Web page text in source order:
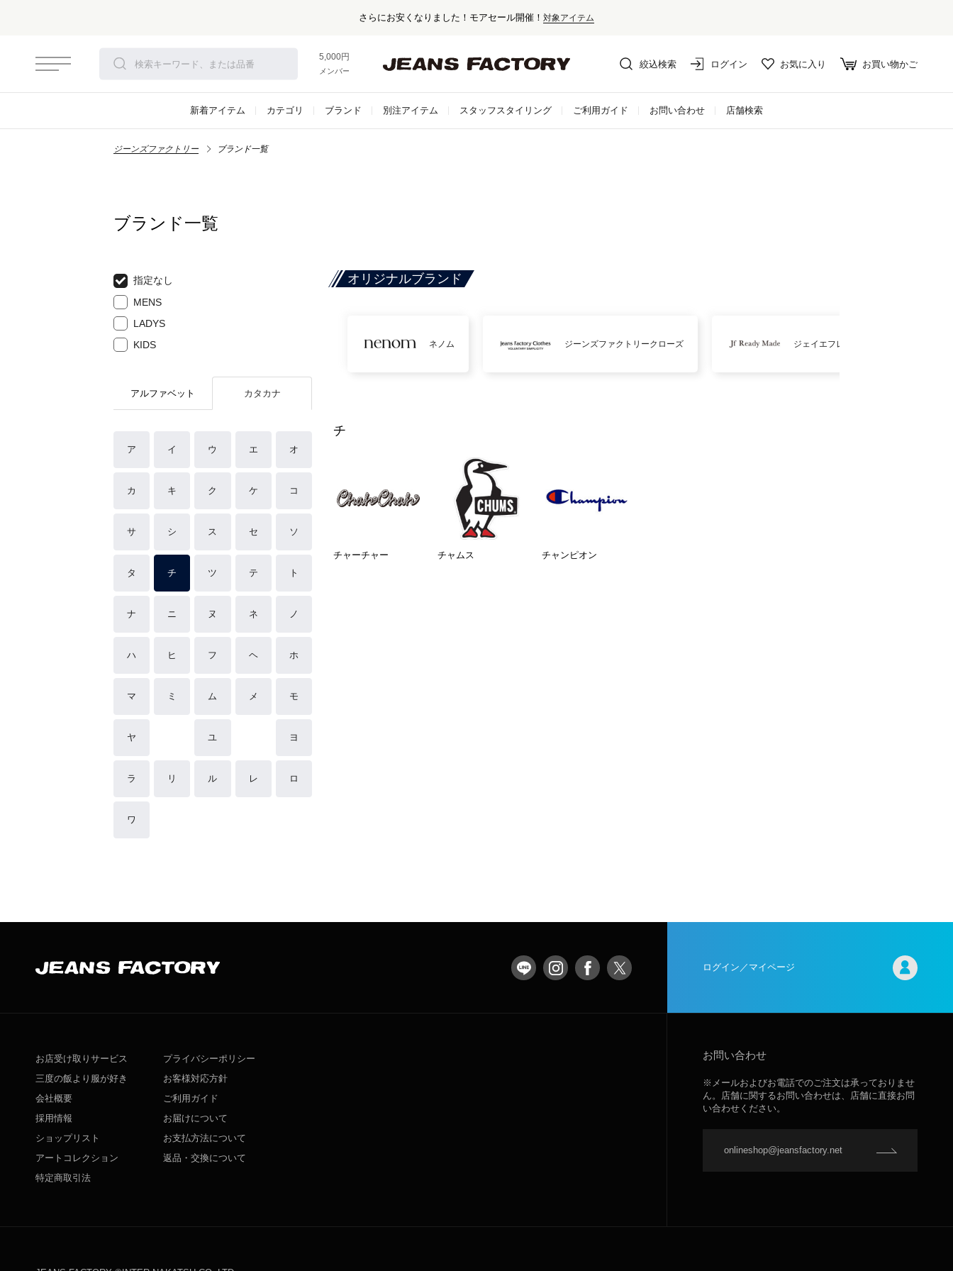
さらにお安くなりました！モアセール開催！ 対象アイテム
5,000円以上お買い上げで送料無料！
メンバー登録でお得な情報をゲット。さらに詳しく
絞込検索 ログイン お気に入り お買い物かご
新着アイテム カテゴリ ブランド 別注アイテム スタッフスタイリング ご利用ガイド お問い合わせ 店舗検索
ジーンズファクトリー ブランド一覧
ブランド一覧
指定なし
MENS
LADYS
KIDS
アルファベット カタカナ
ア イ ウ エ オ
カ キ ク ケ コ
サ シ ス セ ソ
タ チ ツ テ ト
ナ ニ ヌ ネ ノ
ハ ヒ フ ヘ ホ
マ ミ ム メ モ
ヤ ユ ヨ
ラ リ ル レ ロ
ワ
オリジナルブランド
ネノム ジーンズファクトリークローズ ジェイエフレディメイド
チ
チャーチャー チャムス チャンピオン
ログイン／マイページ
お店受け取りサービス
三度の飯より服が好き
会社概要
採用情報
ショップリスト
アートコレクション
特定商取引法
プライバシーポリシー
お客様対応方針
ご利用ガイド
お届けについて
お支払方法について
返品・交換について
お問い合わせ
※メールおよびお電話でのご注文は承っておりませ
ん。店舗に関するお問い合わせは、店舗に直接お問
い合わせください。
onlineshop@jeansfactory.net